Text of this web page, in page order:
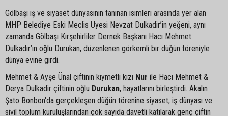
Gölbaşı iş ve siyaset dünyasının tanınan isimleri arasında yer alan
MHP Belediye Eski Meclis Üyesi Nevzat Dulkadir’in yeğeni, aynı
zamanda Gölbaşı Kırşehirliler Dernek Başkanı Hacı Mehmet
Dulkadir’in oğlu Durukan, düzenlenen görkemli bir düğün töreniyle
dünya evine girdi.
Mehmet & Ayşe Ünal çiftinin kıymetli kızı Nur ile Hacı Mehmet &
Derya Dulkadir çiftinin oğlu Durukan, hayatlarını birleştirdi. Akalın
Şato Bonbon'da gerçekleşen düğün törenine siyaset, iş dünyası ve
sivil toplum kuruluşlarından çok sayıda davetli katılarak genç çiftin